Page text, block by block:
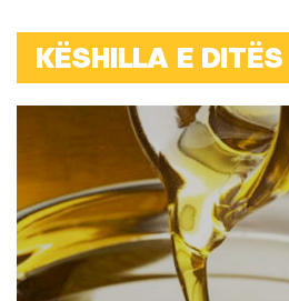
KËSHILLA E DITËS